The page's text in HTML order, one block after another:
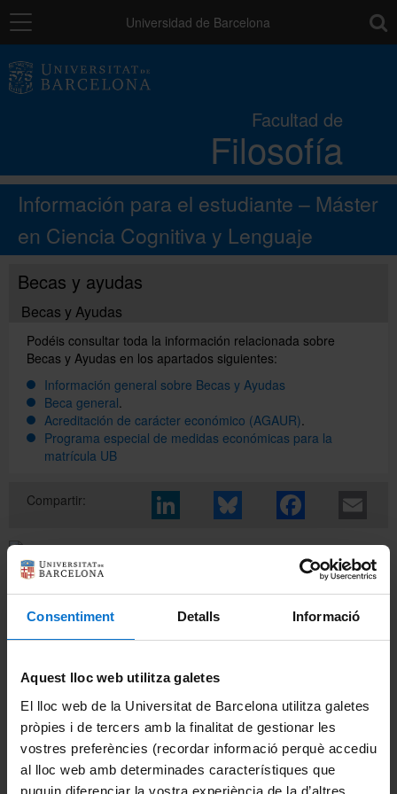
Consentiment Detalls Informació
Aquest lloc web utilitza galetes
El lloc web de la Universitat de Barcelona utilitza galetes
pròpies i de tercers amb la finalitat de gestionar les
vostres preferències (recordar informació perquè accediu
al lloc web amb determinades característiques que
puguin diferenciar la vostra experiència de la d’altres
Navegación Universidad de Barcelona
Facultad de
Filosofía
Estudios
Investigación e innovación
Relaciones externas
Información para el estudiante – Máster
en Ciencia Cognitiva y Lenguaje
Información del máster
Presentación
Becas y ayudas
Calendario académico
Becas y ayudas
Becas y Ayudas
Podéis consultar toda la información relacionada sobre
Becas y Ayudas en los apartados siguientes:
Información general sobre Becas y Ayudas
Beca general
Acreditación de carácter económico (AGAUR)
Programa especial de medidas económicas para la
matrícula UB
Compartir: